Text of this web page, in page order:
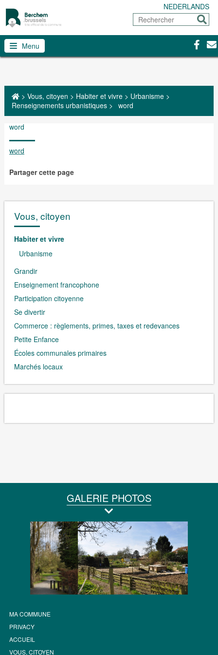
NEDERLANDS
Rechercher
Menu
> Vous, citoyen > Habiter et vivre> Urbanisme>
Renseignements urbanistiques> word
word
word
Partager cette page
Vous, citoyen
Habiter et vivre
Urbanisme
Grandir
Enseignement francophone
Participation citoyenne
Se divertir
Commerce : règlements, primes, taxes et redevances
Petite Enfance
Écoles communales primaires
Marchés locaux
GALERIE PHOTOS
MA COMMUNE
PRIVACY
ACCUEIL
VOUS, CITOYEN